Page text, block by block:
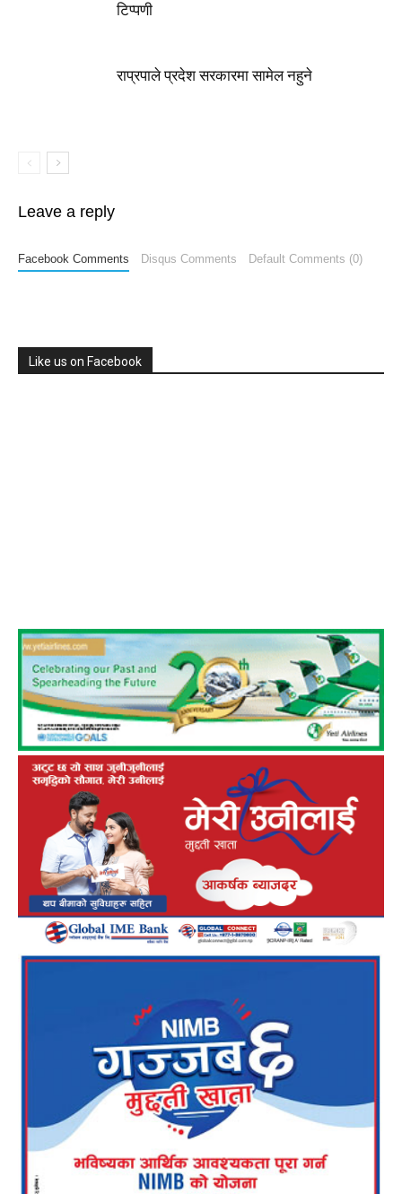
टिप्पणी
राप्रपाले प्रदेश सरकारमा सामेल नहुने
Leave a reply
Facebook Comments Disqus Comments Default Comments (0)
Like us on Facebook